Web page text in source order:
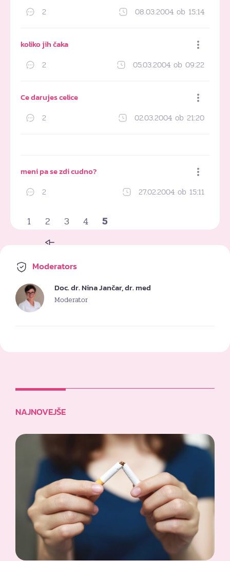
2 08.03.2004 ob 15:14
koliko jih čaka
2 05.03.2004 ob 09:22
Ce darujes celice
2 02.03.2004 ob 21:20
meni pa se zdi cudno?
2 27.02.2004 ob 15:11
1 2 3 4 5
Moderators
Doc. dr. Nina Jančar, dr. med
Moderator
NAJNOVEJŠE